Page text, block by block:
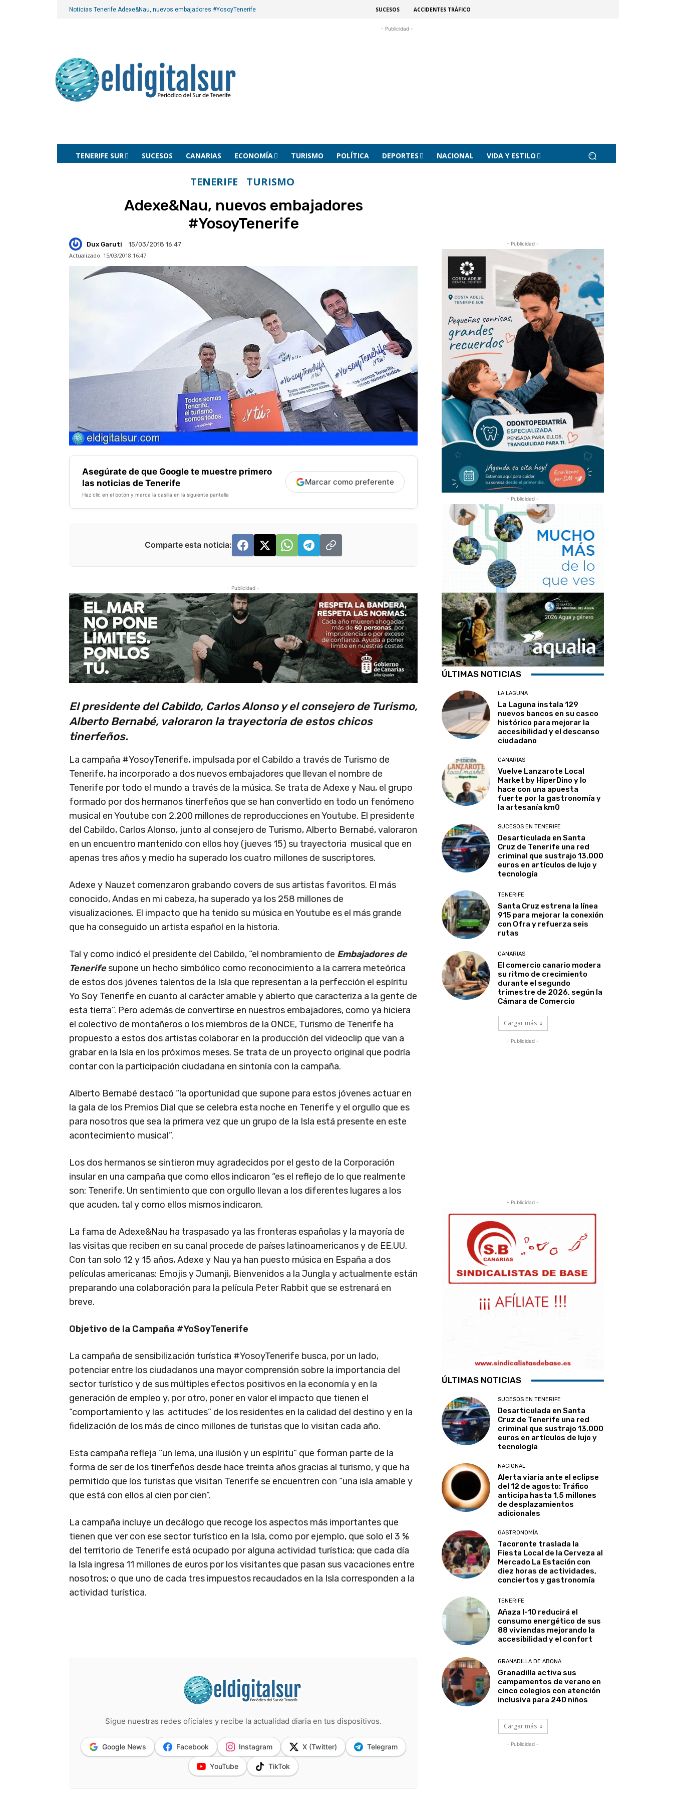
Noticias Tenerife Adexe&Nau, nuevos embajadores #YosoyTenerife SUCESOS ACCIDENTES TRÁFICO
- Publicidad -
TENERIFE SUR SUCESOS CANARIAS ECONOMÍA TURISMO POLÍTICA DEPORTES NACIONAL VIDA Y ESTILO
TENERIFE TURISMO
Adexe&Nau, nuevos embajadores
#YosoyTenerife
Dux Garuti
15/03/2018 16:47
Actualizado: 15/03/2018 16:47
Asegúrate de que Google te muestre primero
las noticias de Tenerife
Haz clic en el botón y marca la casilla en la siguiente pantalla
Marcar como preferente
Comparte esta noticia:
- Publicidad -
El presidente del Cabildo, Carlos Alonso y el consejero de Turismo,
Alberto Bernabé, valoraron la trayectoria de estos chicos
tinerfeños.
La campaña #YosoyTenerife, impulsada por el Cabildo a través de Turismo de
Tenerife, ha incorporado a dos nuevos embajadores que llevan el nombre de
Tenerife por todo el mundo a través de la música. Se trata de Adexe y Nau, el grupo
formado por dos hermanos tinerfeños que se han convertido en todo un fenómeno
musical en Youtube con 2.200 millones de reproducciones en Youtube. El presidente
del Cabildo, Carlos Alonso, junto al consejero de Turismo, Alberto Bernabé, valoraron
en un encuentro mantenido con ellos hoy (jueves 15) su trayectoria musical que en
apenas tres años y medio ha superado los cuatro millones de suscriptores.
Adexe y Nauzet comenzaron grabando covers de sus artistas favoritos. El más
conocido, Andas en mi cabeza, ha superado ya los 258 millones de
visualizaciones. El impacto que ha tenido su música en Youtube es el más grande
que ha conseguido un artista español en la historia.
Tal y como indicó el presidente del Cabildo, “el nombramiento de Embajadores de
Tenerifesupone un hecho simbólico como reconocimiento a la carrera meteórica
de estos dos jóvenes talentos de la Isla que representan a la perfección el espíritu
Yo Soy Tenerife en cuanto al carácter amable y abierto que caracteriza a la gente de
esta tierra”. Pero además de convertirse en nuestros embajadores, como ya hiciera
el colectivo de montañeros o los miembros de la ONCE, Turismo de Tenerife ha
propuesto a estos dos artistas colaborar en la producción del videoclip que van a
grabar en la Isla en los próximos meses. Se trata de un proyecto original que podría
contar con la participación ciudadana en sintonía con la campaña.
Alberto Bernabé destacó “la oportunidad que supone para estos jóvenes actuar en
la gala de los Premios Dial que se celebra esta noche en Tenerife y el orgullo que es
para nosotros que sea la primera vez que un grupo de la Isla está presente en este
acontecimiento musical”.
Los dos hermanos se sintieron muy agradecidos por el gesto de la Corporación
insular en una campaña que como ellos indicaron “es el reflejo de lo que realmente
son: Tenerife. Un sentimiento que con orgullo llevan a los diferentes lugares a los
que acuden, tal y como ellos mismos indicaron.
La fama de Adexe&Nau ha traspasado ya las fronteras españolas y la mayoría de
las visitas que reciben en su canal procede de países latinoamericanos y de EE.UU.
Con tan solo 12 y 15 años, Adexe y Nau ya han puesto música en España a dos
películas americanas: Emojis y Jumanji, Bienvenidos a la Jungla y actualmente están
preparando una colaboración para la película Peter Rabbit que se estrenará en
breve.
Objetivo de la Campaña #YoSoyTenerife
La campaña de sensibilización turística #YosoyTenerife busca, por un lado,
potenciar entre los ciudadanos una mayor comprensión sobre la importancia del
sector turístico y de sus múltiples efectos positivos en la economía y en la
generación de empleo y, por otro, poner en valor el impacto que tienen el
“comportamiento y las actitudes” de los residentes en la calidad del destino y en la
fidelización de los más de cinco millones de turistas que lo visitan cada año.
Esta campaña refleja “un lema, una ilusión y un espíritu” que forman parte de la
forma de ser de los tinerfeños desde hace treinta años gracias al turismo, y que ha
permitido que los turistas que visitan Tenerife se encuentren con “una isla amable y
que está con ellos al cien por cien”.
La campaña incluye un decálogo que recoge los aspectos más importantes que
tienen que ver con ese sector turístico en la Isla, como por ejemplo, que solo el 3 %
del territorio de Tenerife está ocupado por alguna actividad turística; que cada día
la Isla ingresa 11 millones de euros por los visitantes que pasan sus vacaciones entre
nosotros; o que uno de cada tres impuestos recaudados en la Isla corresponden a la
actividad turística.
Sigue nuestras redes oficiales y recibe la actualidad diaria en tus dispositivos.
Google News Facebook Instagram X (Twitter) Telegram
YouTube TikTok
- Publicidad -
- Publicidad -
ÚLTIMAS NOTICIAS
LA LAGUNA
La Laguna instala 129
nuevos bancos en su casco
histórico para mejorar la
accesibilidad y el descanso
ciudadano
CANARIAS
Vuelve Lanzarote Local
Market by HiperDino y lo
hace con una apuesta
fuerte por la gastronomía y
la artesanía km0
SUCESOS EN TENERIFE
Desarticulada en Santa
Cruz de Tenerife una red
criminal que sustrajo 13.000
euros en artículos de lujo y
tecnología
TENERIFE
Santa Cruz estrena la línea
915 para mejorar la conexión
con Ofra y refuerza seis
rutas
CANARIAS
El comercio canario modera
su ritmo de crecimiento
durante el segundo
trimestre de 2026, según la
Cámara de Comercio
Cargar más
- Publicidad -
- Publicidad -
ÚLTIMAS NOTICIAS
SUCESOS EN TENERIFE
Desarticulada en Santa
Cruz de Tenerife una red
criminal que sustrajo 13.000
euros en artículos de lujo y
tecnología
NACIONAL
Alerta viaria ante el eclipse
del 12 de agosto: Tráfico
anticipa hasta 1,5 millones
de desplazamientos
adicionales
GASTRONOMÍA
Tacoronte traslada la
Fiesta Local de la Cerveza al
Mercado La Estación con
diez horas de actividades,
conciertos y gastronomía
TENERIFE
Añaza I-10 reducirá el
consumo energético de sus
88 viviendas mejorando la
accesibilidad y el confort
GRANADILLA DE ABONA
Granadilla activa sus
campamentos de verano en
cinco colegios con atención
inclusiva para 240 niños
Cargar más
- Publicidad -